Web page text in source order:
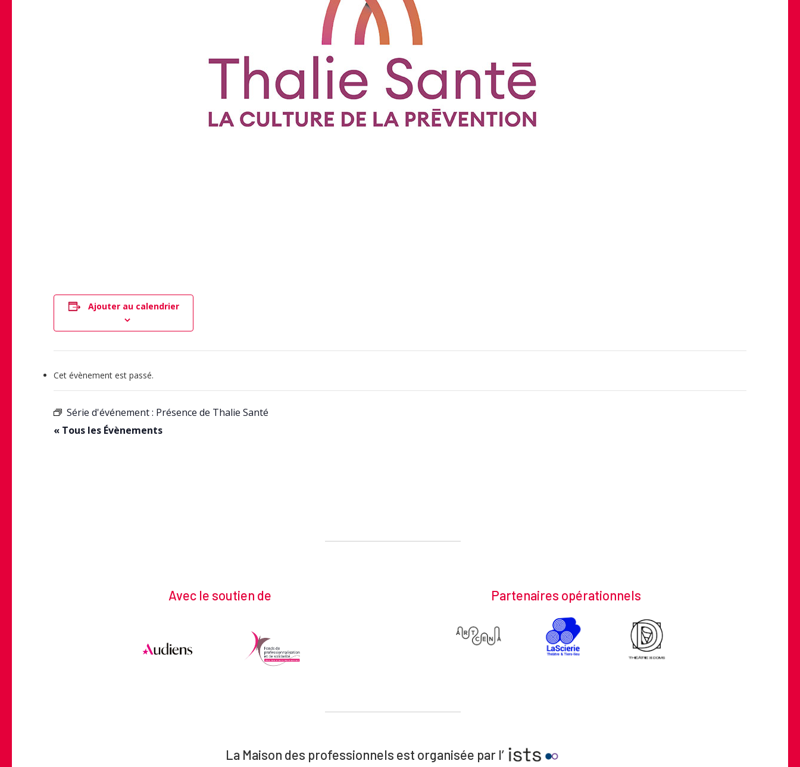
Ajouter au calendrier
Cet évènement est passé.
Série d'événement : Présence de Thalie Santé
« Tous les Évènements
Avec le soutien de Partenaires opérationnels
La Maison des professionnels est organisée par l’